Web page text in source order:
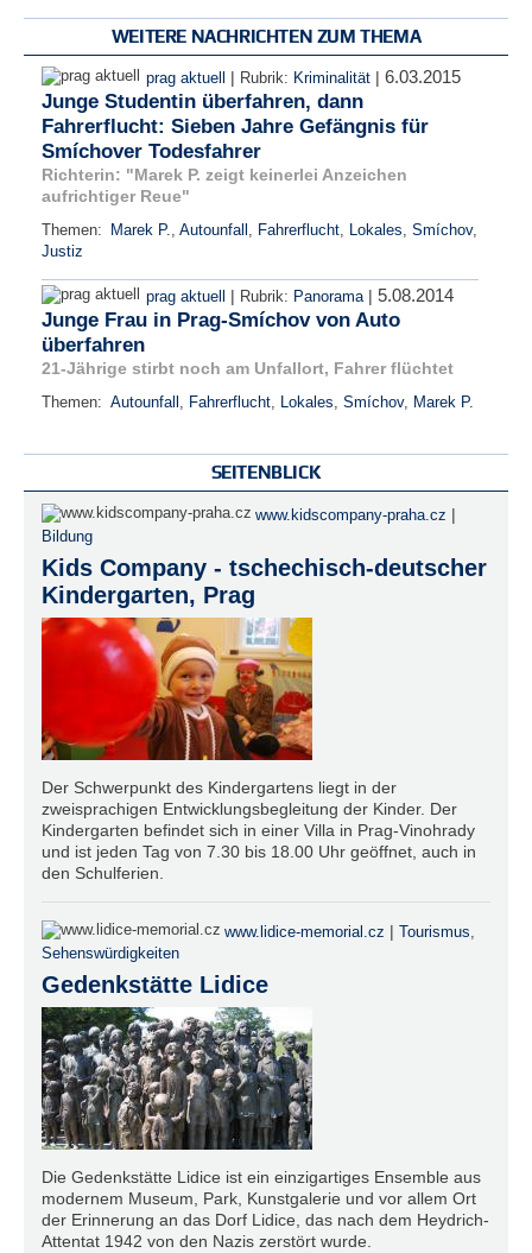
WEITERE NACHRICHTEN ZUM THEMA
prag aktuell | Rubrik: Kriminalität | 6.03.2015
Junge Studentin überfahren, dann
Fahrerflucht: Sieben Jahre Gefängnis für
Smíchover Todesfahrer
Richterin: "Marek P. zeigt keinerlei Anzeichen
aufrichtiger Reue"
Themen: Marek P., Autounfall , Fahrerflucht, Lokales, Smíchov,
Justiz
prag aktuell | Rubrik: Panorama | 5.08.2014
Junge Frau in Prag-Smíchov von Auto
überfahren
21-Jährige stirbt noch am Unfallort, Fahrer flüchtet
Themen: Autounfall , Fahrerflucht, Lokales, Smíchov, Marek P.
SEITENBLICK
www.kidscompany-praha.cz |
Bildung
Kids Company - tschechisch-deutscher
Kindergarten, Prag
Der Schwerpunkt des Kindergartens liegt in der
zweisprachigen Entwicklungsbegleitung der Kinder. Der
Kindergarten befindet sich in einer Villa in Prag-Vinohrady
und ist jeden Tag von 7.30 bis 18.00 Uhr geöffnet, auch in
den Schulferien.
www.lidice-memorial.cz | Tourismus,
Sehenswürdigkeiten
Gedenkstätte Lidice
Die Gedenkstätte Lidice ist ein einzigartiges Ensemble aus
modernem Museum, Park, Kunstgalerie und vor allem Ort
der Erinnerung an das Dorf Lidice, das nach dem Heydrich-
Attentat 1942 von den Nazis zerstört wurde.